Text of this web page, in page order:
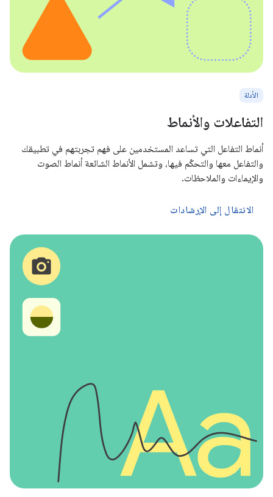
الأدلة
التفاعلات والأنماط
أنماط التفاعل التي تساعد المستخدمين على فهم تجربتهم في تطبيقك
والتفاعل معها والتحكّم فيها، وتشمل الأنماط الشائعة أنماط الصوت
والإيماءات والملاحظات.
الانتقال إلى الإرشادات